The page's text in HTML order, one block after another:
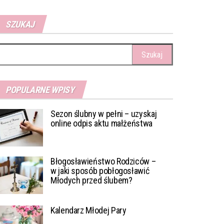
SZUKAJ
POPULARNE WPISY
Sezon ślubny w pełni – uzyskaj
online odpis aktu małżeństwa
Błogosławieństwo Rodziców –
w jaki sposób pobłogosławić
Młodych przed ślubem?
Kalendarz Młodej Pary